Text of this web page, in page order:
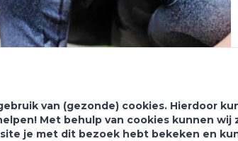
van (gezonde) cookies. Hierdoor
Met behulp van cookies kunnen wij
je met dit bezoek hebt bekeken en